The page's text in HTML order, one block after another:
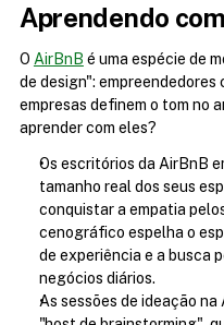
Aprendendo
O AirBnB é uma espécie de
de design":
empresas definem o tom no
aprender com eles?
Os escritórios da AirBnB
tamanho real dos seus
conquistar a empatia
cenográfico espelha o
de experiência e a busca
negócios diários.
As sessões de ideação